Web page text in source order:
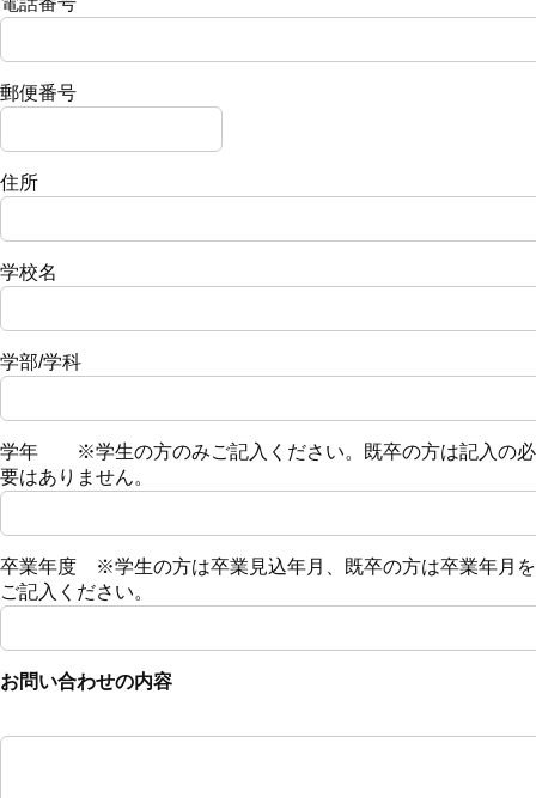
郵便番号
住所
学校名
学部/学科
学年 ※学生の方のみご記入ください。既卒の方は記入の必
要はありません。
卒業年度 ※学生の方は卒業見込年月、既卒の方は卒業年月を
ご記入ください。
お問い合わせの内容